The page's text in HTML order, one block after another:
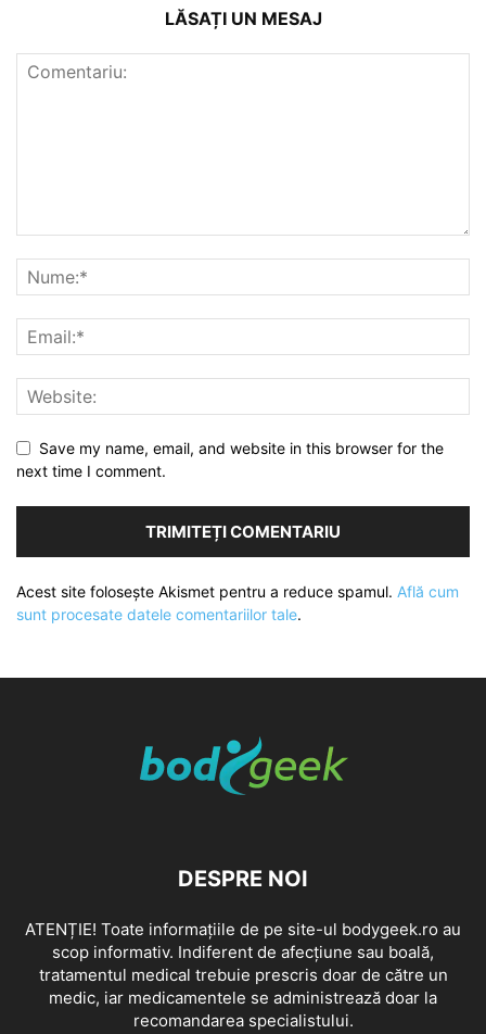
LĂSAȚI UN MESAJ
Save my name, email, and website in this browser for the
next time I comment.
Acest site folosește Akismet pentru a reduce spamul. Află cum
sunt procesate datele comentariilor tale.
DESPRE NOI
ATENȚIE! Toate informațiile de pe site-ul bodygeek.ro au
scop informativ. Indiferent de afecțiune sau boală,
tratamentul medical trebuie prescris doar de către un
medic, iar medicamentele se administrează doar la
recomandarea specialistului.